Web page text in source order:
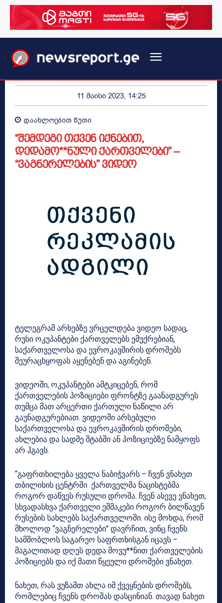
11 მაისი 2023, 14:25
დაახლოებით წუთი
“შემდეგი თქვენ იქნებით,
დედამო**ნული ქართველები” –
“ვაგნერელების” ვიდეო
ტელეგრამ არხებზე ვრცელდება ვიდეო სადაც,
რუსი ოკუპანტები ქართველებს ემუქრებიან,
საქართველოსა და ევროკავშირის დროშებს
შეურაცხყოფას აყენებენ და აგინებენ.
ვიდეოში, ოკუპანტები ამტკიცებენ, რომ
ქართველების პოზიციები ფრონტზე გაანადგურეს
თუმცა მათ არცერთი ქართული ნაწილი არ
გაუნადგურებიათ. ვიდეოში არსებული
საქართველოსა და ევროკავშირის დროშები,
ახლებია და სადმე შტაბში ან პოზიციებზე ნამყოფს
არ ჰგავს.
“გაფრთხილება ყველა ნაბიჭვარს – ჩვენ ვნახეთ
თბილისის ცენტრში ქართველმა ნაცისტებმა
როგორ დაწვეს რუსული დროშა. ჩვენ ასევე ვნახეთ,
სხვადასხვა ქართველი ეშმაკები როგორ ბილწავენ
რუსების სახლებს საქართველოში. ისე მოხდა, რომ
მხოლოდ “ვაგნერელები” დავრჩით, ვინც ჩვენს
სამშობლოს საგარეო საფრთხისგან იცავს –
მაგალითად დღეს დედა მოვუ**ნით ქართველების
პოზიციებს და იქ მათი წყეული დროშები ვნახეთ.
ნახეთ, რას ვუზამთ ახლა იმ ქვეყნების დროშებს,
რომლებიც ჩვენს დროშას დასცინიან. თავად ნახეთ